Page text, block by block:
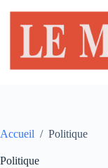
contenu
Accueil / Politique
Politique